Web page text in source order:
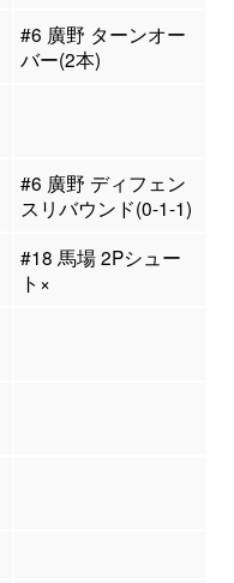
#6 廣野 ターンオー
バー(2本)
#6 廣野 ディフェン
スリバウンド(0-1-1)
#18 馬場 2Pシュー
ト×